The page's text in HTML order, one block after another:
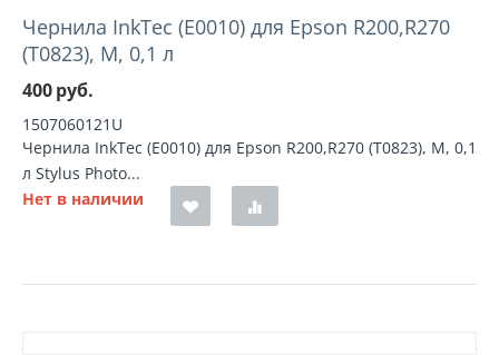
Чернила InkTec (E0010) для Epson R200,R270
(T0823), M, 0,1 л
400руб.
1507060121U
Чернила InkTec (E0010) для Epson R200,R270 (T0823), M, 0,1
л Stylus Photo...
Нет в наличии